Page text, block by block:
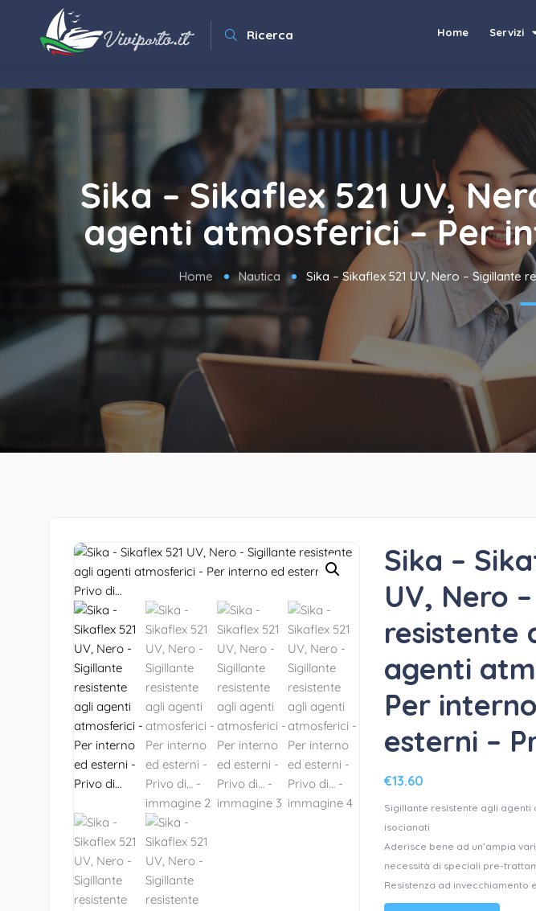
Ricerca Home Servizi
Sika – Sikaflex 521 UV,
agenti atmosferici – Per
Home Nautica Sika – Sikaflex 521 UV, Nero –
Sika –
UV, Nero
resistente
agenti
Per
esterni –
€13.60
Sigillante resistente agli agenti
isocianati
Aderisce bene ad un’ampia
necessità di speciali pre-
Resistenza ad invecchiamento